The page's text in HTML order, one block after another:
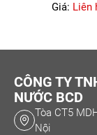
Giá: Liên
CÔNG TY
NƯỚC BCD
Tòa CT5
Nội